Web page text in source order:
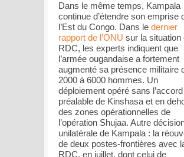
Dans le même temps, Kampala
continue d’étendre son emprise
l’Est du Congo. Dans le dernier
rapport de l’ONU sur la situation
RDC, les experts indiquent que
l’armée ougandaise a fortement
augmenté sa présence militaire
2000 à 6000 hommes. Un
déploiement opéré sans l’accord
préalable de Kinshasa et en
des zones opérationnelles de
l’opération Shujaa. Autre
unilatérale de Kampala : la
de deux postes-frontières avec
RDC, en juillet, dont celui de